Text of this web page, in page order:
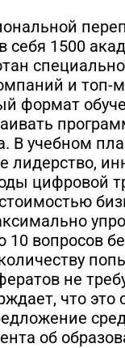
1500
и топ-
формат
В учебном
лидерство,
цифровой
10 вопросов
не
что это
об